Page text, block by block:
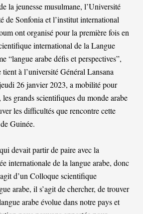
la jeunesse musulmane, l’Université
de Sonfonia et l’institut international
ont organisé pour la première fois en
international de la Langue
“langue arabe défis et perspectives”,
à l’université Général Lansana
26 janvier 2023, a mobilité pour
grands scientifiques du monde arabe
les difficultés que rencontre cette
Guinée.
devait partir de paire avec la
internationale de la langue arabe, donc
d’un Colloque scientifique
arabe, il s’agit de chercher, de trouver
arabe évolue dans notre pays et